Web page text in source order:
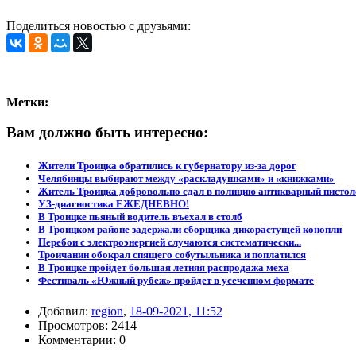
Поделиться новостью с друзьями:
Метки:
Вам должно быть интересно:
Жители Троицка обратились к губернатору из-за дорог
Челябинцы выбирают между «раскладушками» и «книжками»
Житель Троицка добровольно сдал в полицию антикварный
УЗ-диагностика ЕЖЕДНЕВНО!
В Троицке пьяный водитель въехал в столб
В Троицком районе задержали сборщика дикорастущей конопли
Перебои с электроэнергией случаются систематически...
Троичанин обокрал спящего собутыльника и поплатился
В Троицке пройдет большая летняя распродажа меха
Фестиваль «Южный рубеж» пройдет в усеченном формате
Добавил: region, 18-09-2021, 11:52
Просмотров: 2414
Комментарии: 0